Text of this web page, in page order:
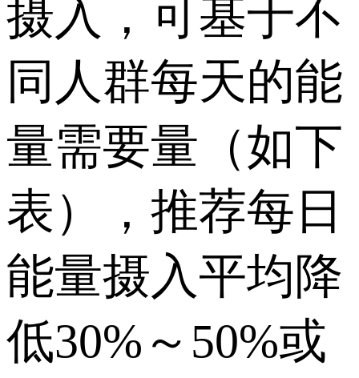
摄入，可基于不
同人群每天的能
量需要量（如下
表），推荐每日
能量摄入平均降
低30%～50%或